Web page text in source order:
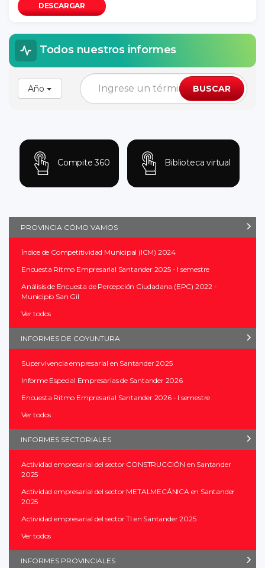
DESCARGAR
Todos nuestros informes
Año BUSCAR
Compite 360 Biblioteca virtual
PROVINCIA CÓMO VAMOS
Índice de Competitividad Municipal (ICM) 2024
Encuesta Ritmo Empresarial Santander 2025 - I semestre
Análisis de Encuesta de Percepción Ciudadana (EPC) 2022 -
Municipio San Gil
Ver todos
INFORMES DE COYUNTURA
Supervivencia empresarial en Santander 2025
Informe Especial Empresarias de Santander 2026
Encuesta Ritmo Empresarial Santander 2026 - I semestre
Ver todos
INFORMES SECTORIALES
Actividad empresarial del sector CONSTRUCCIÓN en Santander
2025
Actividad empresarial del sector METALMECÁNICA en Santander
2025
Actividad empresarial del sector TI en Santander 2025
Ver todos
INFORMES PROVINCIALES